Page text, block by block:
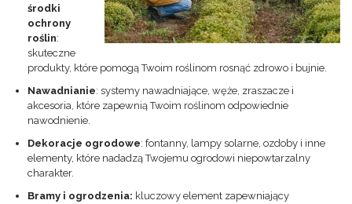
środki
ochrony
roślin:
skuteczne
produkty, które pomogą Twoim roślinom rosnąć zdrowo i bujnie.
Nawadnianie: systemy nawadniające, węże, zraszacze i
akcesoria, które zapewnią Twoim roślinom odpowiednie
nawodnienie.
Dekoracje ogrodowe: fontanny, lampy solarne, ozdoby i inne
elementy, które nadadzą Twojemu ogrodowi niepowtarzalny
charakter.
Bramy i ogrodzenia: kluczowy element zapewniający